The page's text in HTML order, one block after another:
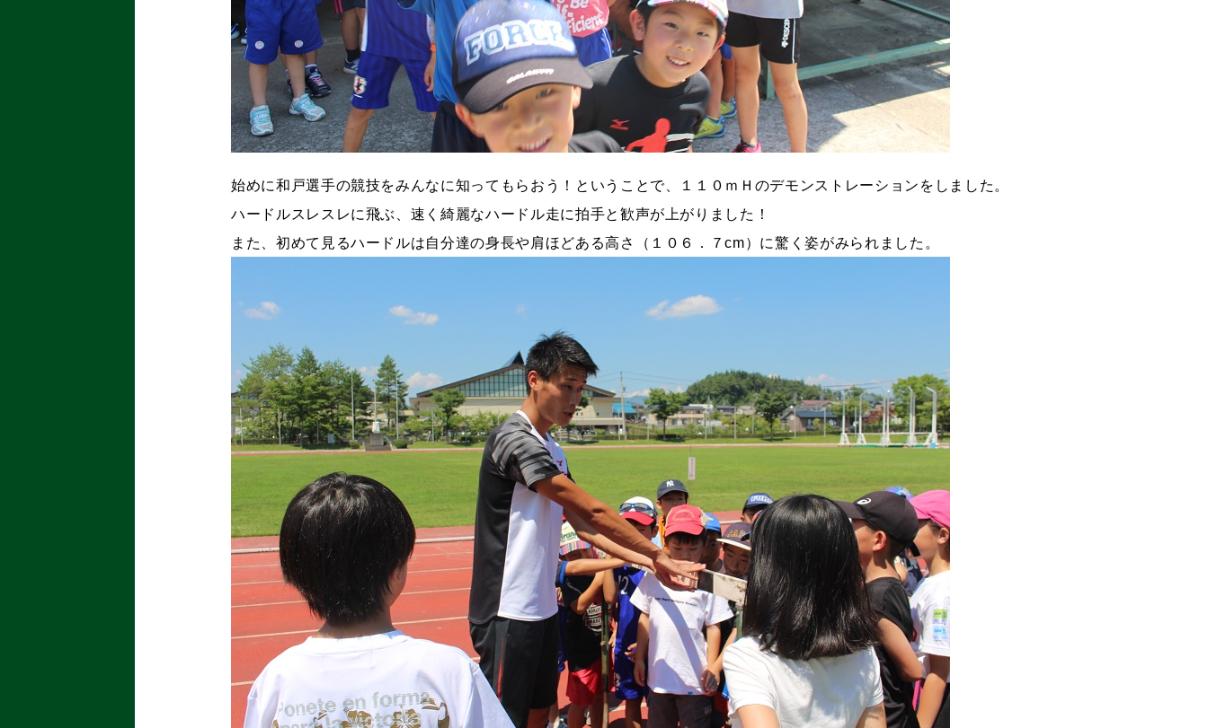
始めに和戸選手の競技をみんなに知ってもらおう！ということで、１１０ｍＨのデモンストレーションをしました。
ハードルスレスレに飛ぶ、速く綺麗なハードル走に拍手と歓声が上がりました！
また、初めて見るハードルは自分達の身長や肩ほどある高さ（１０６．７cm）に驚く姿がみられました。